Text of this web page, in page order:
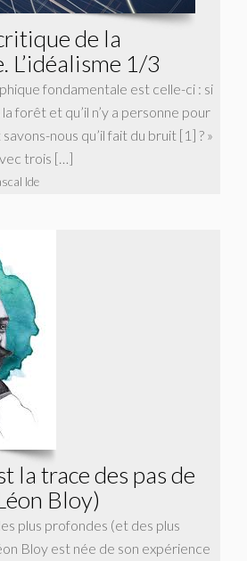
de la
L’idéalisme 1/3
fondamentale est celle-ci : si
forêt et qu’il n’y a personne pour
nous qu’il fait du bruit [1] ? »
trois […]
Ide
la trace des pas de
Bloy)
plus profondes (et des plus
Bloy est née de son expérience